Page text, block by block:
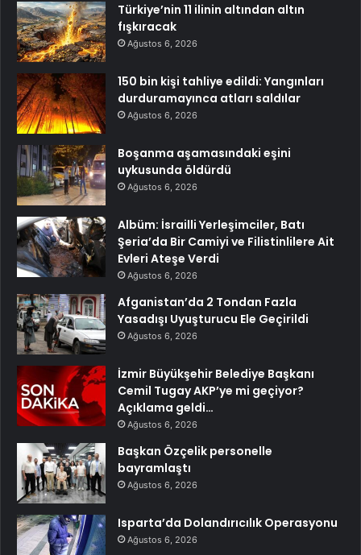
Türkiye’nin 11 ilinin altından altın
fışkıracak
Ağustos 6, 2026
150 bin kişi tahliye edildi: Yangınları
durduramayınca atları saldılar
Ağustos 6, 2026
Boşanma aşamasındaki eşini
uykusunda öldürdü
Ağustos 6, 2026
Albüm: İsrailli Yerleşimciler, Batı
Şeria’da Bir Camiyi ve Filistinlilere Ait
Evleri Ateşe Verdi
Ağustos 6, 2026
Afganistan’da 2 Tondan Fazla
Yasadışı Uyuşturucu Ele Geçirildi
Ağustos 6, 2026
İzmir Büyükşehir Belediye Başkanı
Cemil Tugay AKP’ye mi geçiyor?
Açıklama geldi…
Ağustos 6, 2026
Başkan Özçelik personelle
bayramlaştı
Ağustos 6, 2026
Isparta’da Dolandırıcılık Operasyonu
Ağustos 6, 2026